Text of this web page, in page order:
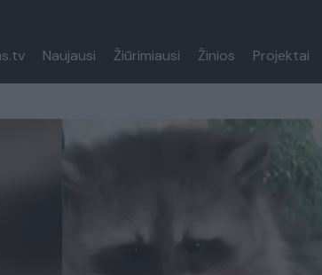
Naujausi Žiūrimiausi Žinios Projektai